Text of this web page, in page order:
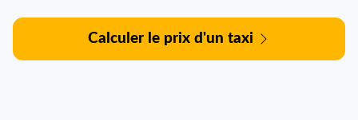
Calculer le prix d'un taxi